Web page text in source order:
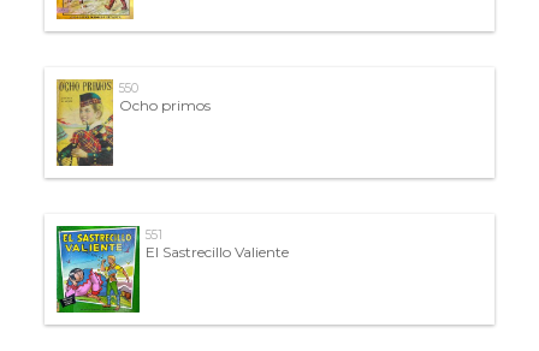
550
Ocho primos
551
El Sastrecillo Valiente